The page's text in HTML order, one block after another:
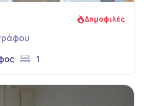
Δημοφιλές
1